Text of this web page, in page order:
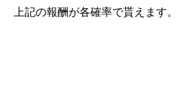
上記の報酬が各確率で貰えます。